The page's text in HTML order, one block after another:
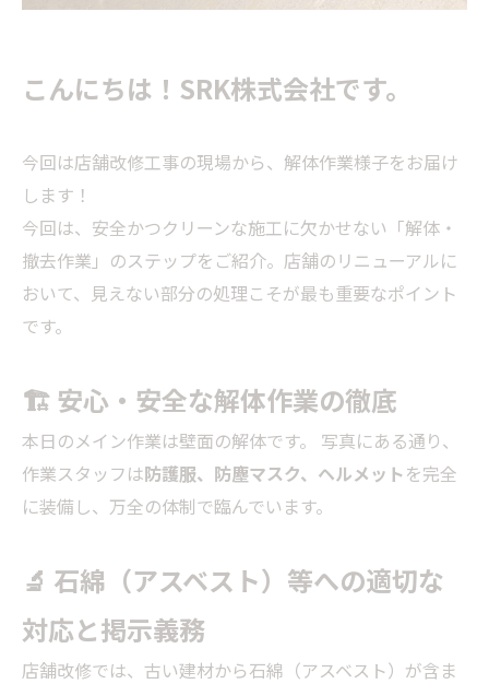
こんにちは！SRK株式会社です。
今回は店舗改修工事の現場から、解体作業様子をお届け
します！
今回は、安全かつクリーンな施工に欠かせない「解体・
撤去作業」のステップをご紹介。店舗のリニューアルに
おいて、見えない部分の処理こそが最も重要なポイント
です。
🏗️ 安心・安全な解体作業の徹底
本日のメイン作業は壁面の解体です。 写真にある通り、
作業スタッフは防護服、防塵マスク、ヘルメットを完全
に装備し、万全の体制で臨んでいます。
🔬 石綿（アスベスト）等への適切な
対応と掲示義務
店舗改修では、古い建材から石綿（アスベスト）が含ま